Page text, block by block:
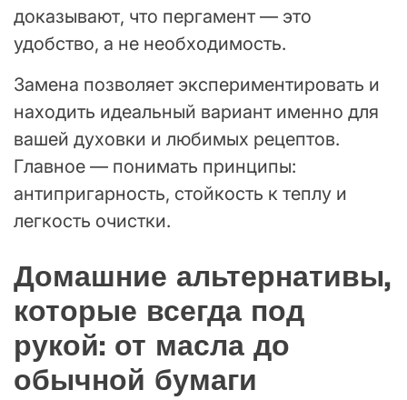
доказывают, что пергамент — это
удобство, а не необходимость.
Замена позволяет экспериментировать и
находить идеальный вариант именно для
вашей духовки и любимых рецептов.
Главное — понимать принципы:
антипригарность, стойкость к теплу и
легкость очистки.
Домашние альтернативы,
которые всегда под
рукой: от масла до
обычной бумаги